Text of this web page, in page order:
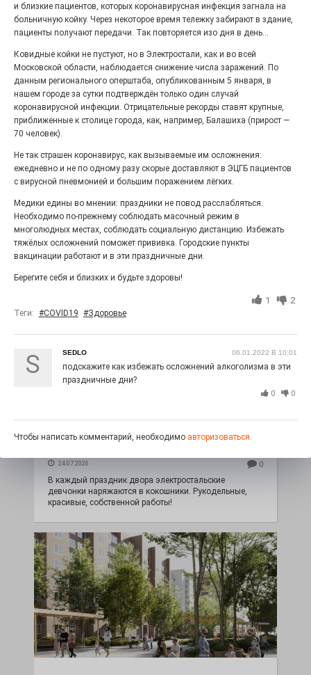
меняет облик.
25.07.2026
«Беги, как будто её муж вернулся!» Такого в
Электростали ещё не было на плакатах болельщиков.
Вернее, теперь было!
Зажигаем всем двором!
24.07.2026 0
В каждый праздник двора электростальские
девчонки наряжаются в кокошники. Рукодельные,
красивые, собственной работы!
и близкие пациентов, которых коронавирусная инфекция загнала на
больничную койку. Через некоторое время тележку забирают в здание,
пациенты получают передачи. Так повторяется изо дня в день...
Ковидные койки не пустуют, но в Электростали, как и во всей
Московской области, наблюдается снижение числа заражений. По
данным регионального оперштаба, опубликованным 5 января, в
нашем городе за сутки подтверждён только один случай
коронавирусной инфекции. Отрицательные рекорды ставят крупные,
приближенные к столице города, как, например, Балашиха (прирост —
70 человек).
Не так страшен коронавирус, как вызываемые им осложнения:
ежедневно и не по одному разу скорые доставляют в ЭЦГБ пациентов
с вирусной пневмонией и большим поражением лёгких.
Медики едины во мнении: праздники не повод расслабляться.
Необходимо по-прежнему соблюдать масочный режим в
многолюдных местах, соблюдать социальную дистанцию. Избежать
тяжёлых осложнений поможет прививка. Городские пункты
вакцинации работают и в эти праздничные дни.
Берегите себя и близких и будьте здоровы!
1 2
Теги: #COVID19 #Здоровье
S SEDLO 06.01.2022 В 10:01
подскажите как избежать осложнений алкоголизма в эти
праздничные дни?
0 0
Чтобы написать комментарий, необходимо авторизоваться.